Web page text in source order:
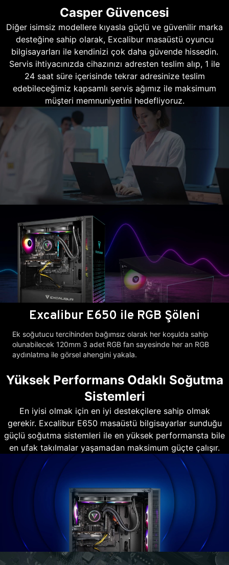
Casper Güvencesi
Diğer isimsiz modellere kıyasla güçlü ve güvenilir marka
desteğine sahip olarak, Excalibur masaüstü oyuncu
bilgisayarları ile kendinizi çok daha güvende hissedin.
Servis ihtiyacınızda cihazınızı adresten teslim alıp, 1 ile
24 saat süre içerisinde tekrar adresinize teslim
edebileceğimiz kapsamlı servis ağımız ile maksimum
müşteri memnuniyetini hedefliyoruz.
Excalibur E650 ile RGB Şöleni
Ek soğutucu tercihinden bağımsız olarak her koşulda sahip
olunabilecek 120mm 3 adet RGB fan sayesinde her an RGB
aydınlatma ile görsel ahengini yakala.
Yüksek Performans Odaklı Soğutma
Sistemleri
En iyisi olmak için en iyi destekçilere sahip olmak
gerekir. Excalibur E650 masaüstü bilgisayarlar sunduğu
güçlü soğutma sistemleri ile en yüksek performansta bile
en ufak takılmalar yaşamadan maksimum güçte çalışır.